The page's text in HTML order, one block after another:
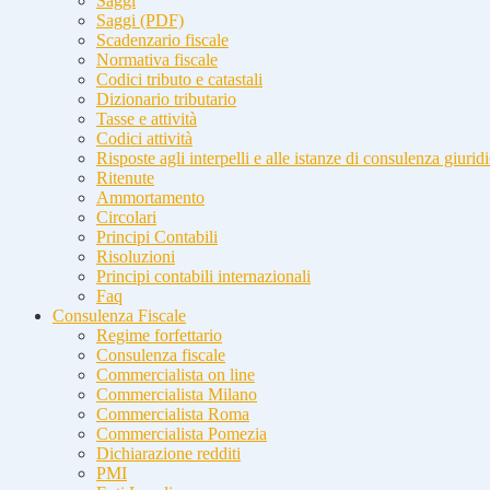
Saggi (PDF)
Scadenzario fiscale
Normativa fiscale
Codici tributo e catastali
Dizionario tributario
Tasse e attività
Codici attività
Risposte agli interpelli e alle istanze di consulenza
Ritenute
Ammortamento
Circolari
Principi Contabili
Risoluzioni
Principi contabili internazionali
Faq
Consulenza Fiscale
Regime forfettario
Consulenza fiscale
Commercialista on line
Commercialista Milano
Commercialista Roma
Commercialista Pomezia
Dichiarazione redditi
PMI